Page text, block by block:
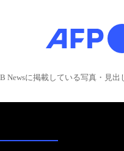
Newsに掲載している写真・見